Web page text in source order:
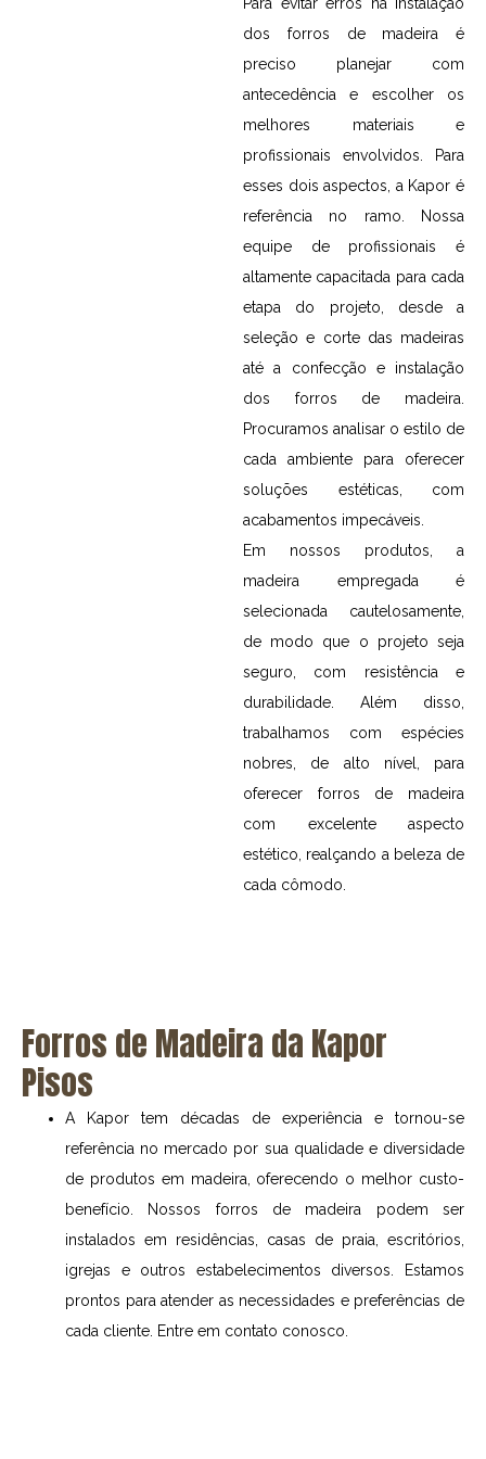
dos forros de madeira é
preciso planejar com
antecedência e escolher os
melhores materiais e
profissionais envolvidos. Para
esses dois aspectos, a Kapor é
referência no ramo. Nossa
equipe de profissionais é
altamente capacitada para cada
etapa do projeto, desde a
seleção e corte das madeiras
até a confecção e instalação
dos forros de madeira.
Procuramos analisar o estilo de
cada ambiente para oferecer
soluções estéticas, com
acabamentos impecáveis.
Em nossos produtos, a
madeira empregada é
selecionada cautelosamente,
de modo que o projeto seja
seguro, com resistência e
durabilidade. Além disso,
trabalhamos com espécies
nobres, de alto nível, para
oferecer forros de madeira
com excelente aspecto
estético, realçando a beleza de
cada cômodo.
Forros de Madeira da Kapor
Pisos
A Kapor tem décadas de experiência e tornou-se
referência no mercado por sua qualidade e diversidade
de produtos em madeira, oferecendo o melhor custo-
benefício. Nossos forros de madeira podem ser
instalados em residências, casas de praia, escritórios,
igrejas e outros estabelecimentos diversos. Estamos
prontos para atender as necessidades e preferências de
cada cliente. Entre em contato conosco.